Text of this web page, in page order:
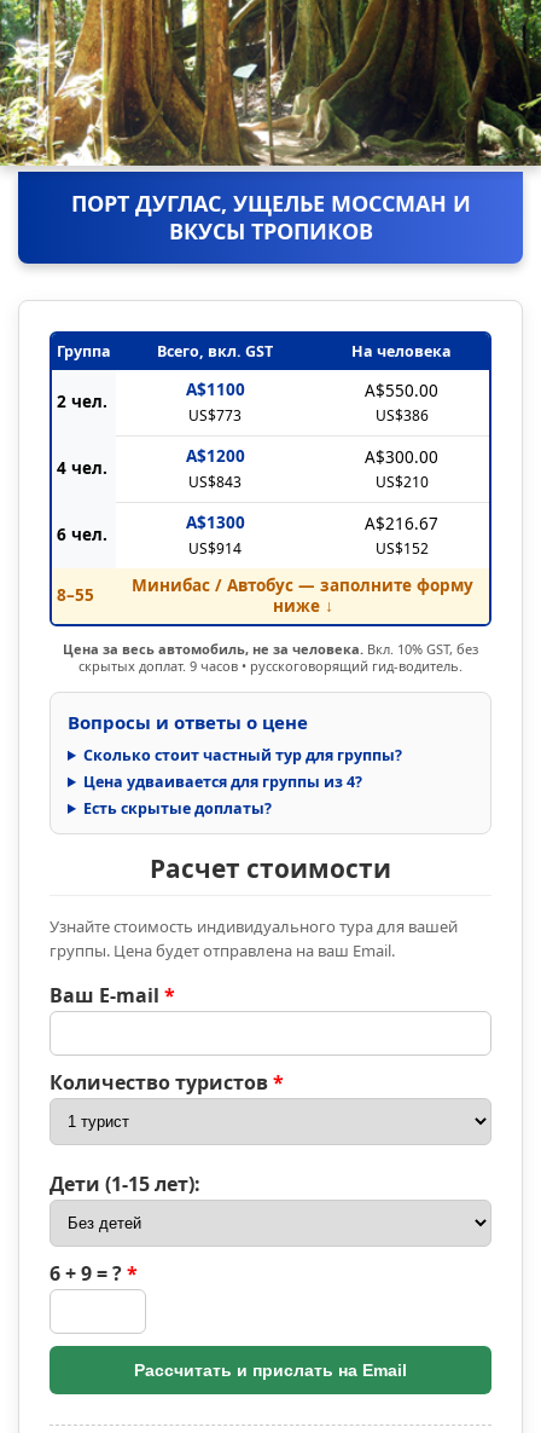
ПОРТ ДУГЛАС, УЩЕЛЬЕ МОССМАН И
ВКУСЫ ТРОПИКОВ
Группа Всего, вкл. GST На человека
2 чел.
A$1100
US$773
A$550.00
US$386
4 чел.
A$1200
US$843
A$300.00
US$210
6 чел.
A$1300
US$914
A$216.67
US$152
8–55
Минибас / Автобус — заполните форму
ниже ↓
Цена за весь автомобиль, не за человека. Вкл. 10% GST, без
скрытых доплат. 9 часов • русскоговорящий гид-водитель.
Вопросы и ответы о цене
Сколько стоит частный тур для группы?
Цена удваивается для группы из 4?
Есть скрытые доплаты?
Расчет стоимости
Узнайте стоимость индивидуального тура для вашей
группы. Цена будет отправлена на ваш Email.
Ваш E-mail *
Количество туристов*
Дети (1-15 лет):
6 + 9 = ?*